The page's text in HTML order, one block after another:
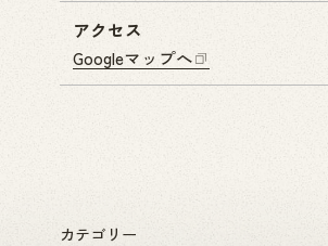
アクセス
Googleマップへ
カテゴリー